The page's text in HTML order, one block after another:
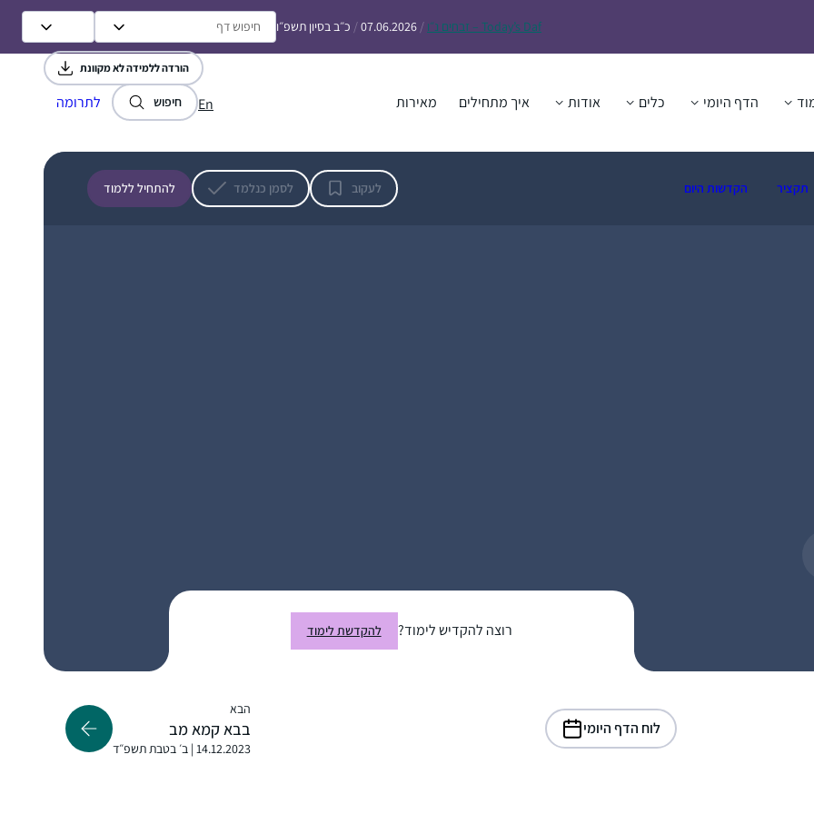
Today’s Daf – זבחים נ״ו /
07.06.2026
/ כ״ב בסיון תשפ״ו
הדף היומי כלים אודות איך מתחילים מאירות En חיפוש לתרומה
תקציר הקדשות היום לעקוב לסמן כנלמד להתחיל ללמוד
רוצה להקדיש לימוד? להקדשת לימוד
לוח הדף היומי
הבא
בבא קמא מב
14.12.2023 | ב׳ בטבת תשפ״ד
הורדה ללמידה לא מקוונת
התחלתי מחוג במסכת קידושין שהעבירה הרבנית
שמואל; לאחר מכן התחיל סבב הדף היומי אז
הצטרפתי. לסביבה לקח זמן לעכל אבל היום
כולם תומכים ומשתתפים איתי. הלימוד לעתים
אביגיל כריסי
התחלתי ללמוד את הדף היומי מעט אחרי שבני
הקטן נולד. בהתחלה בשמיעה ולימוד באמצעות
וקניתי לעצמי גמרא. מאז ממשיכה יום יום ללמוד
עצמאית, ולפעמים בעזרת השיעור של הרבנית,
אלירז בלאו
לסיומים של הדרן. גם מקפידה על דף משלהן
(ונהנית מאד).